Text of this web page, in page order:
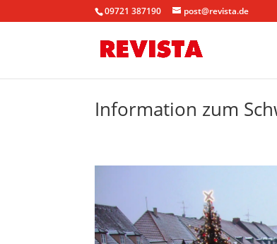
09721 387190 post@revista.de
Information zum